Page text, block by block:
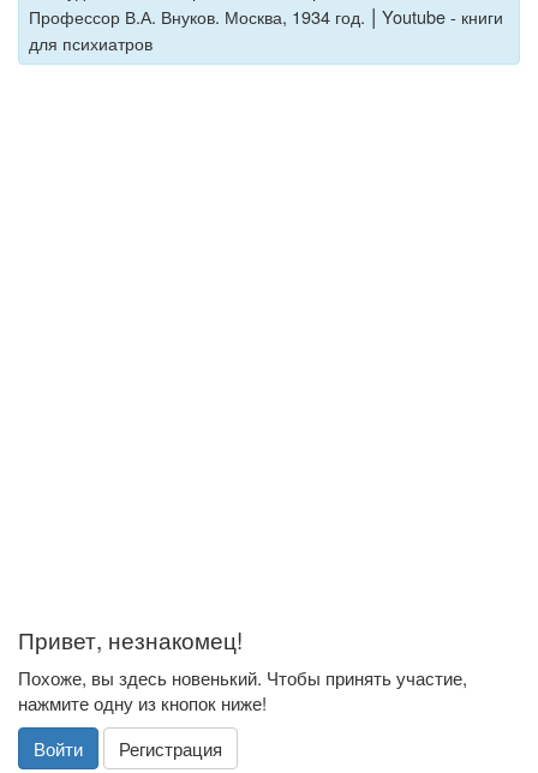
Профессор В.А. Внуков. Москва, 1934 год. | Youtube - книги
для психиатров
Привет, незнакомец!
Похоже, вы здесь новенький. Чтобы принять участие,
нажмите одну из кнопок ниже!
Войти
Регистрация